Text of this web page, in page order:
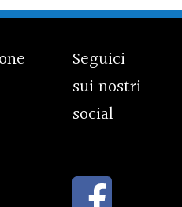
Seguici
sui nostri
social